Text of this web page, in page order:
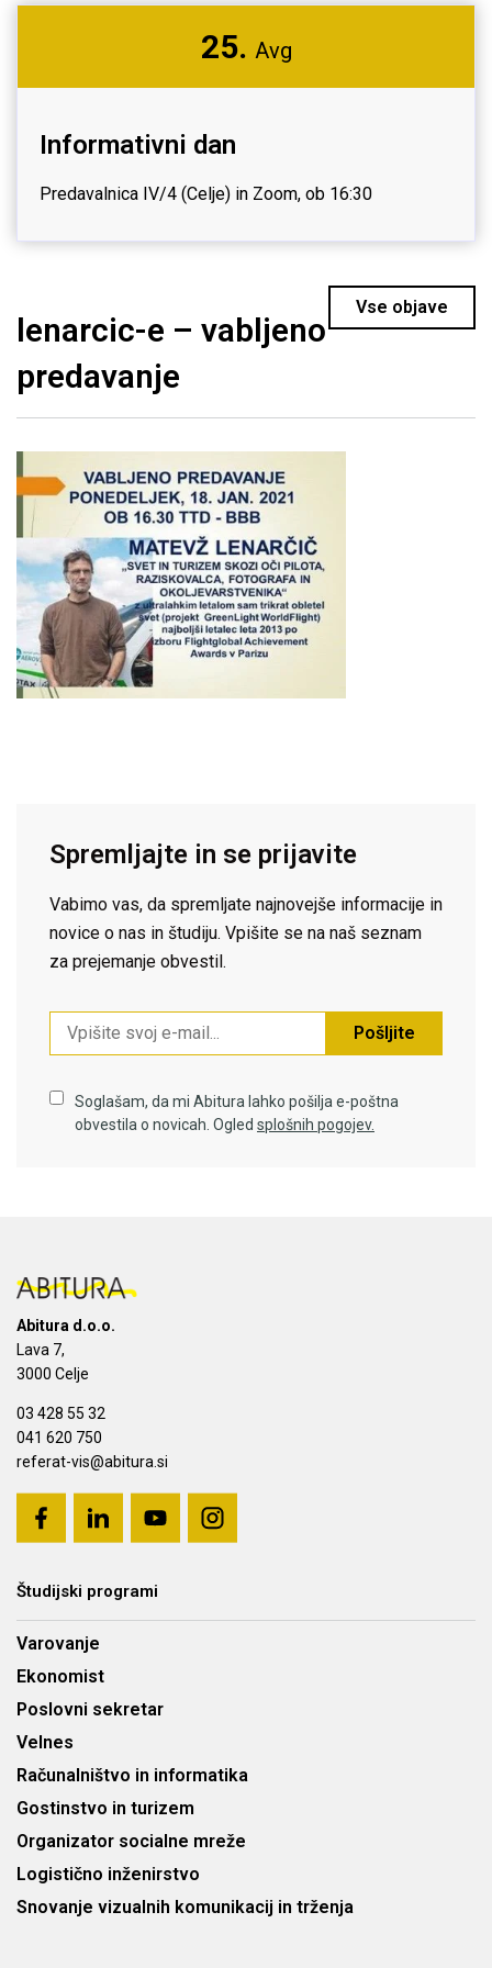
25. Avg
Informativni dan
Predavalnica IV/4 (Celje) in Zoom, ob 16:30
Vse objave
lenarcic-e – vabljeno
predavanje
Spremljajte in se prijavite
Vabimo vas, da spremljate najnovejše informacije in
novice o nas in študiju. Vpišite se na naš seznam
za prejemanje obvestil.
Pošljite
Soglašam, da mi Abitura lahko pošilja e-poštna
obvestila o novicah. Ogled splošnih pogojev.
Abitura d.o.o.
Lava 7,
3000 Celje
03 428 55 32
041 620 750
referat-vis@abitura.si
Študijski programi
Varovanje
Ekonomist
Poslovni sekretar
Velnes
Računalništvo in informatika
Gostinstvo in turizem
Organizator socialne mreže
Logistično inženirstvo
Snovanje vizualnih komunikacij in trženja